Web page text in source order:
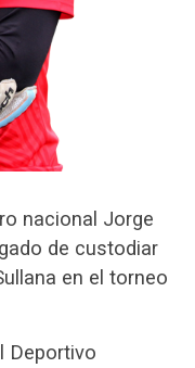
nacional Jorge
de custodiar
en el torneo
Deportivo